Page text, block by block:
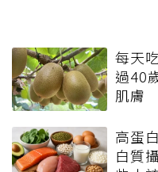
每天
過40
肌膚
高蛋
白質